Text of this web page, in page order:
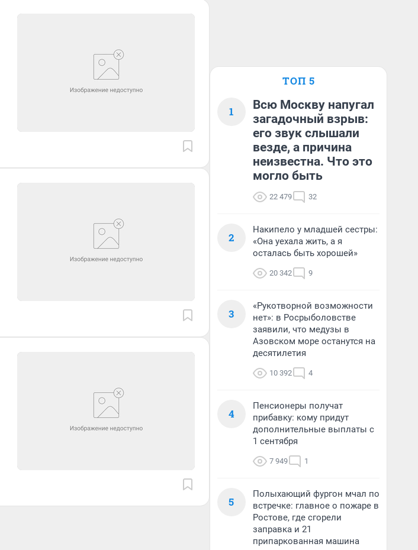
ТОП 5
1
Всю Москву напугал
загадочный взрыв:
его звук слышали
везде, а причина
неизвестна. Что это
могло быть
22 479 32
2
Накипело у младшей сестры:
«Она уехала жить, а я
осталась быть хорошей»
20 342 9
3
«Рукотворной возможности
нет»: в Росрыболовстве
заявили, что медузы в
Азовском море останутся на
десятилетия
10 392 4
4
Пенсионеры получат
прибавку: кому придут
дополнительные выплаты с
1 сентября
7 949 1
5
Полыхающий фургон мчал по
встречке: главное о пожаре в
Ростове, где сгорели
заправка и 21
припаркованная машина